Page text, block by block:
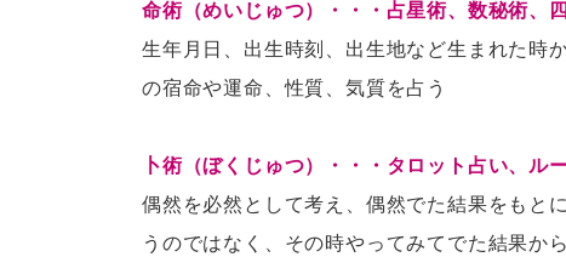
命術（めいじゅつ）・・・占星術、数秘術、
生年月日、出生時刻、出生地など生まれた時
の宿命や運命、性質、気質を占う
卜術（ぼくじゅつ）・・・タロット占い、ル
偶然を必然として考え、偶然でた結果をもと
うのではなく、その時やってみてでた結果か